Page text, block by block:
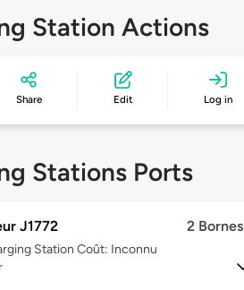
Station Actions
Share Edit Log in
Stations Ports
J1772 2 Bornes
Station Coût: Inconnu